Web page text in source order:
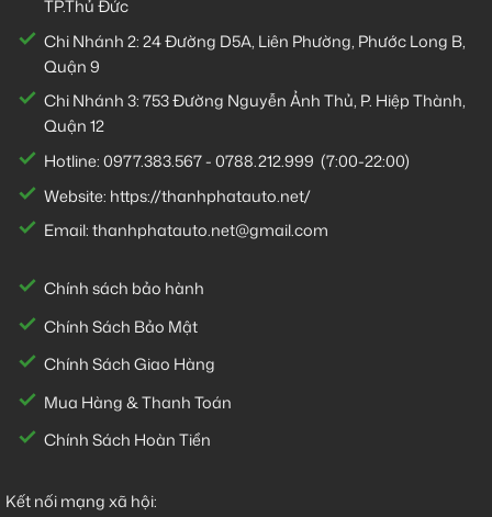
TP.Thủ Đức
Chi Nhánh 2:24 Đường D5A, Liên Phường, Phước Long B,
Quận 9
Chi Nhánh 3:753 Đường Nguyễn Ảnh Thủ, P. Hiệp Thành,
Quận 12
Hotline:0977.383.567-0788.212.999 (7:00-22:00)
Website: https://thanhphatauto.net/
Email:thanhphatauto.net@gmail.com
Chính sách bảo hành
Chính Sách Bảo Mật
Chính Sách Giao Hàng
Mua Hàng & Thanh Toán
Chính Sách Hoàn Tiền
Kết nối mạng xã hội: